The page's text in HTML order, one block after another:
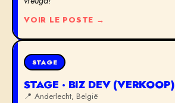
VOIR LE POSTE →
STAGE
STAGE · BIZ DEV (VERKOOP)
📍 Anderlecht, België